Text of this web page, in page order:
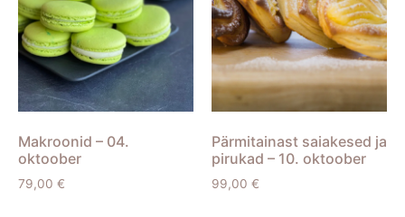
Makroonid – 04.
oktoober
79,00 €
Pärmitainast saiakesed ja
pirukad – 10. oktoober
99,00 €